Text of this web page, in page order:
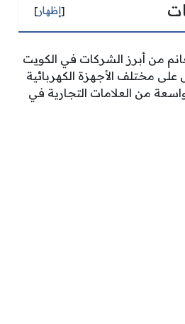
[إظهار]
من أبرز الشركات في الكويت
مختلف الأجهزة الكهربائية
من العلامات التجارية في